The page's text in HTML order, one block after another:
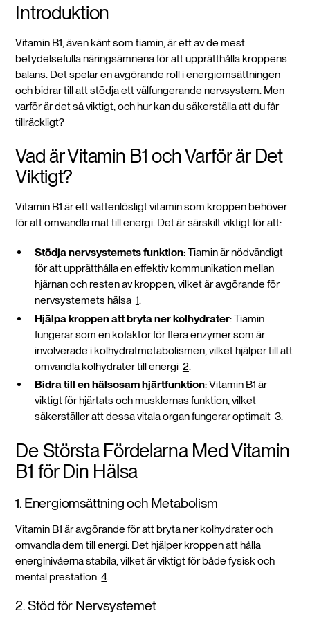
Introduktion
Vitamin B1, även känt som tiamin, är ett av de mest
betydelsefulla näringsämnena för att upprätthålla kroppens
balans. Det spelar en avgörande roll i energiomsättningen
och bidrar till att stödja ett välfungerande nervsystem. Men
varför är det så viktigt, och hur kan du säkerställa att du får
tillräckligt?
Vad är Vitamin B1 och Varför är Det
Viktigt?
Vitamin B1 är ett vattenlösligt vitamin som kroppen behöver
för att omvandla mat till energi. Det är särskilt viktigt för att:
Stödja nervsystemets funktion: Tiamin är nödvändigt
för att upprätthålla en effektiv kommunikation mellan
hjärnan och resten av kroppen, vilket är avgörande för
nervsystemets hälsa 1
Hjälpa kroppen att bryta ner kolhydrater: Tiamin
fungerar som en kofaktor för flera enzymer som är
involverade i kolhydratmetabolismen, vilket hjälper till att
omvandla kolhydrater till energi 2.
Bidra till en hälsosam hjärtfunktion: Vitamin B1 är
viktigt för hjärtats och musklernas funktion, vilket
säkerställer att dessa vitala organ fungerar optimalt 3.
De Största Fördelarna Med Vitamin
B1 för Din Hälsa
1. Energiomsättning och Metabolism
Vitamin B1 är avgörande för att bryta ner kolhydrater och
omvandla dem till energi. Det hjälper kroppen att hålla
energinivåerna stabila, vilket är viktigt för både fysisk och
mental prestation4.
2. Stöd för Nervsystemet